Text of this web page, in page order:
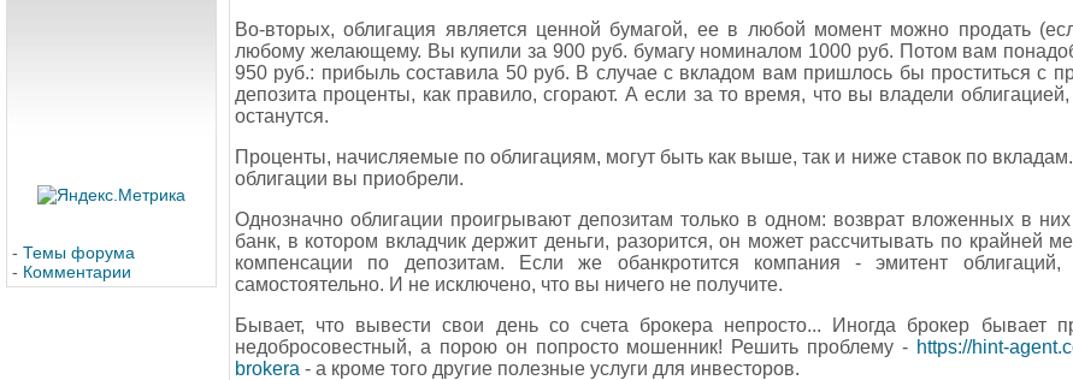
- Темы форума
- Комментарии
Во-вторых, облигация является ценной бумагой, ее в любой момент можно продать
любому желающему. Вы купили за 900 руб. бумагу номиналом 1000 руб. Потом вам
950 руб.: прибыль составила 50 руб. В случае с вкладом вам пришлось бы проститься с
депозита проценты, как правило, сгорают. А если за то время, что вы владели
останутся.
Проценты, начисляемые по облигациям, могут быть как выше, так и ниже ставок по
облигации вы приобрели.
Однозначно облигации проигрывают депозитам только в одном: возврат вложенных в них
банк, в котором вкладчик держит деньги, разорится, он может рассчитывать по крайней
компенсации по депозитам. Если же обанкротится компания - эмитент
самостоятельно. И не исключено, что вы ничего не получите.
Бывает, что вывести свои день со счета брокера непросто... Иногда брокер бывает
недобросовестный, а порою он попросто мошенник! Решить проблему - https://hint-
brokera - а кроме того другие полезные услуги для инвесторов.